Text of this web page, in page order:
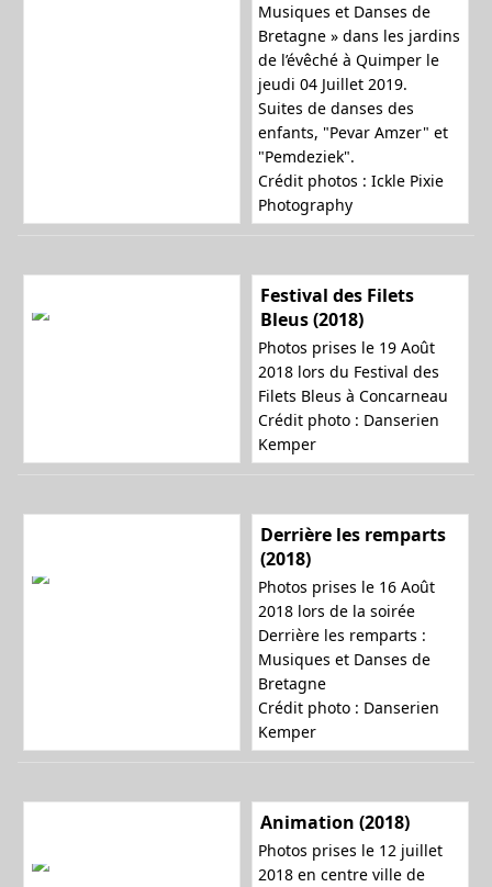
Musiques et Danses de
Bretagne » dans les jardins
de l’évêché à Quimper le
jeudi 04 Juillet 2019.
Suites de danses des
enfants, "Pevar Amzer" et
"Pemdeziek".
Crédit photos : Ickle Pixie
Photography
Festival des Filets
Bleus (2018)
Photos prises le 19 Août
2018 lors du Festival des
Filets Bleus à Concarneau
Crédit photo : Danserien
Kemper
Derrière les remparts
(2018)
Photos prises le 16 Août
2018 lors de la soirée
Derrière les remparts :
Musiques et Danses de
Bretagne
Crédit photo : Danserien
Kemper
Animation (2018)
Photos prises le 12 juillet
2018 en centre ville de